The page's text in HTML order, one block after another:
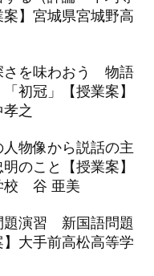
】宮城県宮城野高
を味わおう 物語
初冠」【授業案】
之
物像から説話の主
のこと【授業案】
校 谷 亜美
演習 新国語問題
大手前高松高等学